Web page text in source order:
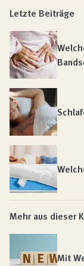
Letzte Beiträge
Mehr aus dieser
Mit